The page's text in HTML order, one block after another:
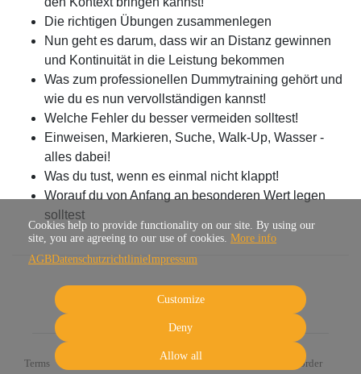
Die richtigen Übungen zusammenlegen
Nun geht es darum, dass wir an Distanz gewinnen
und Kontinuität in die Leistung bekommen
Was zum professionellen Dummytraining gehört und
wie du es nun vervollständigen kannst!
Welche Fehler du besser vermeiden solltest!
Einweisen, Markieren, Suche, Walk-Up, Wasser -
alles dabei!
Was du tust, wenn es einmal nicht klappt!
Worauf du von Anfang an besonderen Wert legen
solltest
Terms Cancel subscription Cancel order
Cookies help to provide functionality on our site. By using our
site, you are agreeing to our use of cookies. More info
AGBDatenschutzrichtlinieImpressum
Customize
Deny
Allow all